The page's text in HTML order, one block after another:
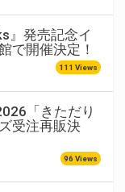
』発売記念イ
で開催決定！
111 Views
「きただり
受注再販決
96 Views